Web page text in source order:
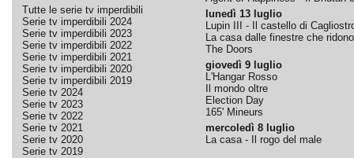
Tutte le serie tv imperdibili
Serie tv imperdibili 2024
Serie tv imperdibili 2023
Serie tv imperdibili 2022
Serie tv imperdibili 2021
Serie tv imperdibili 2020
Serie tv imperdibili 2019
Serie tv 2024
Serie tv 2023
Serie tv 2022
Serie tv 2021
Serie tv 2020
Serie tv 2019
lunedì 13 luglio
Lupin III - Il castello di
La casa dalle finestre che ridono
The Doors
giovedì 9 luglio
L'Hangar Rosso
Il mondo oltre
Election Day
165' Mineurs
mercoledì 8 luglio
La casa - Il rogo del male